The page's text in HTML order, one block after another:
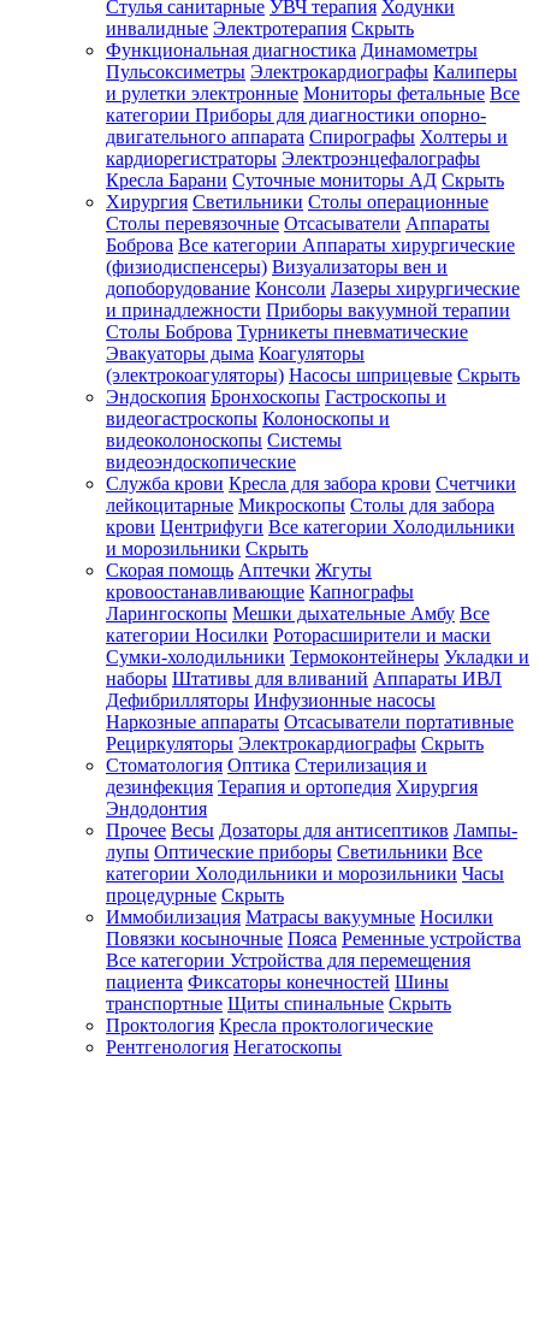
Стулья санитарные УВЧ терапия Ходунки
инвалидные Электротерапия Скрыть
Функциональная диагностика Динамометры
Пульсоксиметры Электрокардиографы Калиперы
и рулетки электронные Мониторы фетальные Все
категории Приборы для диагностики опорно-
двигательного аппарата Спирографы Холтеры и
кардиорегистраторы Электроэнцефалографы
Кресла Барани Суточные мониторы АД Скрыть
Хирургия Светильники Столы операционные
Столы перевязочные Отсасыватели Аппараты
Боброва Все категории Аппараты хирургические
(физиодиспенсеры) Визуализаторы вен и
допоборудование Консоли Лазеры хирургические
и принадлежности Приборы вакуумной терапии
Столы Боброва Турникеты пневматические
Эвакуаторы дыма Коагуляторы
(электрокоагуляторы) Насосы шприцевые Скрыть
Эндоскопия Бронхоскопы Гастроскопы и
видеогастроскопы Колоноскопы и
видеоколоноскопы Системы
видеоэндоскопические
Служба крови Кресла для забора крови Счетчики
лейкоцитарные Микроскопы Столы для забора
крови Центрифуги Все категории Холодильники
и морозильники Скрыть
Скорая помощь Аптечки Жгуты
кровоостанавливающие Капнографы
Ларингоскопы Мешки дыхательные Амбу Все
категории Носилки Роторасширители и маски
Сумки-холодильники Термоконтейнеры Укладки и
наборы Штативы для вливаний Аппараты ИВЛ
Дефибрилляторы Инфузионные насосы
Наркозные аппараты Отсасыватели портативные
Рециркуляторы Электрокардиографы Скрыть
Стоматология Оптика Стерилизация и
дезинфекция Терапия и ортопедия Хирургия
Эндодонтия
Прочее Весы Дозаторы для антисептиков Лампы-
лупы Оптические приборы Светильники Все
категории Холодильники и морозильники Часы
процедурные Скрыть
Иммобилизация Матрасы вакуумные Носилки
Повязки косыночные Пояса Ременные устройства
Все категории Устройства для перемещения
пациента Фиксаторы конечностей Шины
транспортные Щиты спинальные Скрыть
Проктология Кресла проктологические
Рентгенология Негатоскопы